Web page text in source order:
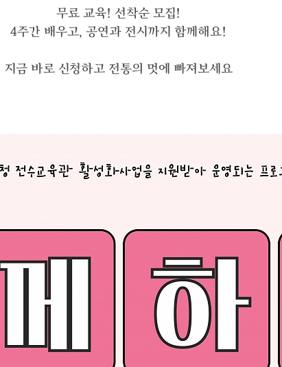
무료 교육! 선착순 모집!
4주간 배우고, 공연과 전시까지 함께해요!
지금 바로 신청하고 전통의 멋에 빠져보세요